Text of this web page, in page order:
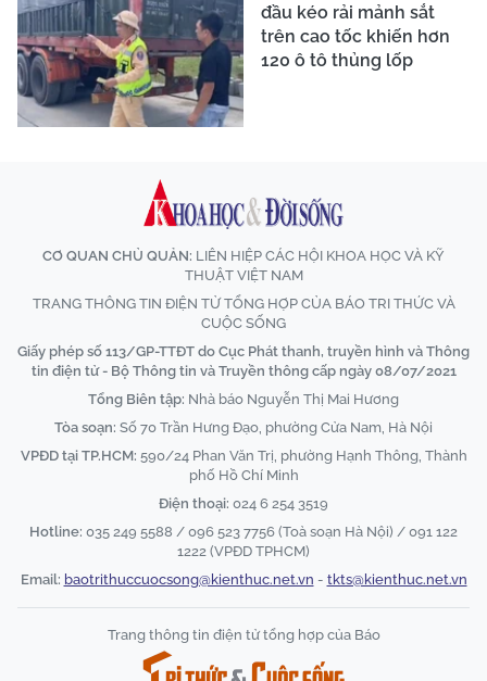
đầu kéo rải mảnh sắt
trên cao tốc khiến hơn
120 ô tô thủng lốp
CƠ QUAN CHỦ QUẢN: LIÊN HIỆP CÁC HỘI KHOA HỌC VÀ KỸ
THUẬT VIỆT NAM
TRANG THÔNG TIN ĐIỆN TỬ TỔNG HỢP CỦA BÁO TRI THỨC VÀ
CUỘC SỐNG
Giấy phép số 113/GP-TTĐT do Cục Phát thanh, truyền hình và Thông
tin điện tử - Bộ Thông tin và Truyền thông cấp ngày 08/07/2021
Tổng Biên tập: Nhà báo Nguyễn Thị Mai Hương
Tòa soạn: Số 70 Trần Hưng Đạo, phường Cửa Nam, Hà Nội
VPĐD tại TP.HCM: 590/24 Phan Văn Trị, phường Hạnh Thông, Thành
phố Hồ Chí Minh
Điện thoại: 024 6 254 3519
Hotline: 035 249 5588 / 096 523 7756 (Toà soạn Hà Nội) / 091 122
1222 (VPĐD TPHCM)
Email: baotrithuccuocsong@kienthuc.net.vn - tkts@kienthuc.net.vn
Trang thông tin điện tử tổng hợp của Báo